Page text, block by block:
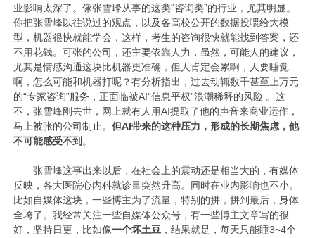
业影响太深了。像张雪峰从事的这类“咨询类”的行业，尤其明显。
你把张雪峰以往说过的观点，以及各高校公开的数据投喂给大模
型，机器很快就能学会，这样，考生的咨询很快就能找到答案，还
不用花钱。可张的公司，还主要依靠人力，虽然，可能人的建议，
尤其是情感沟通这块比机器更准确，但人肯定会累啊，人要睡觉
啊，怎么可能和机器打呢？有分析指出，过去动辄数千甚至上万元
的“专家咨询”服务，正面临被AI“信息平权”浪潮稀释的风险 。这
不，张雪峰刚去世，网上就有人用AI提取了他的声音来商业运作，
马上被张的公司制止。但AI带来的这种压力，形成的长期焦虑，他
不可能感受不到 。
张雪峰这事出来以后，在社会上的震动还是相当大的，有媒体
反映，各大医院心内科就诊量突然升高。同时在业内影响也不小。
比如自媒体这块，一些博主为了流量，特别的拼，拼到最后，身体
全垮了。我经常关注一些自媒体公众号，有一些博主文章写的很
好，坚持日更，比如像一个坏土豆 ，结果就是，每天只能睡3~4个